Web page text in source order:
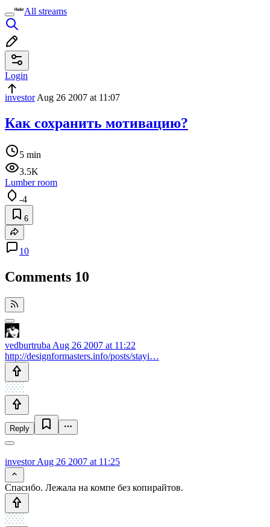
All streams
Login
investorAug 26 2007 at 11:07
Как сохранить мотивацию?
5 min
3.5K
Lumber room
-4
6
10
Comments 10
vedburtruba Aug 26 2007 at 11:22
http://designformasters.info/posts/stayi…
Reply
investorAug 26 2007 at 11:25
Спасибо. Лежала на компе без копирайтов.